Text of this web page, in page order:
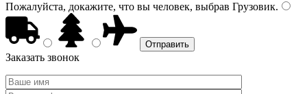
Пожалуйста, докажите, что вы человек, выбрав Грузовик.
Заказать звонок